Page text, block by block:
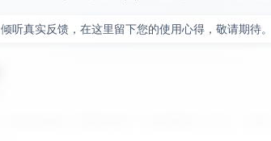
倾听真实反馈，在这里留下您的使用心得，敬请期待。